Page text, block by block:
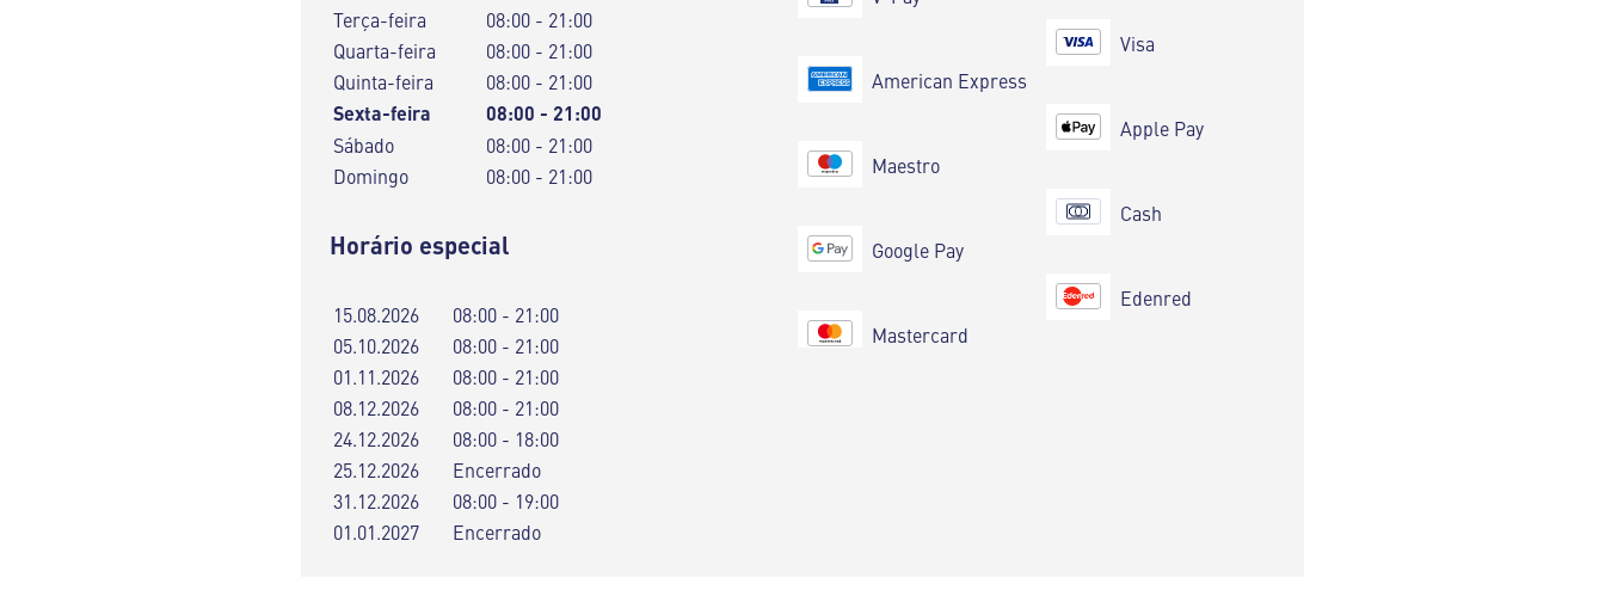
Terça-feira
08:00 - 21:00
Quarta-feira
08:00 - 21:00
Quinta-feira
08:00 - 21:00
Sexta-feira 08:00 - 21:00
Sábado
08:00 - 21:00
Domingo
08:00 - 21:00
Horário especial
15.08.2026
08:00 - 21:00
05.10.2026
08:00 - 21:00
01.11.2026
08:00 - 21:00
08.12.2026
08:00 - 21:00
24.12.2026
08:00 - 18:00
25.12.2026
Encerrado
31.12.2026
08:00 - 19:00
01.01.2027
Encerrado
American Express
Maestro
Google Pay
Mastercard
Visa
Apple Pay
Cash
Edenred